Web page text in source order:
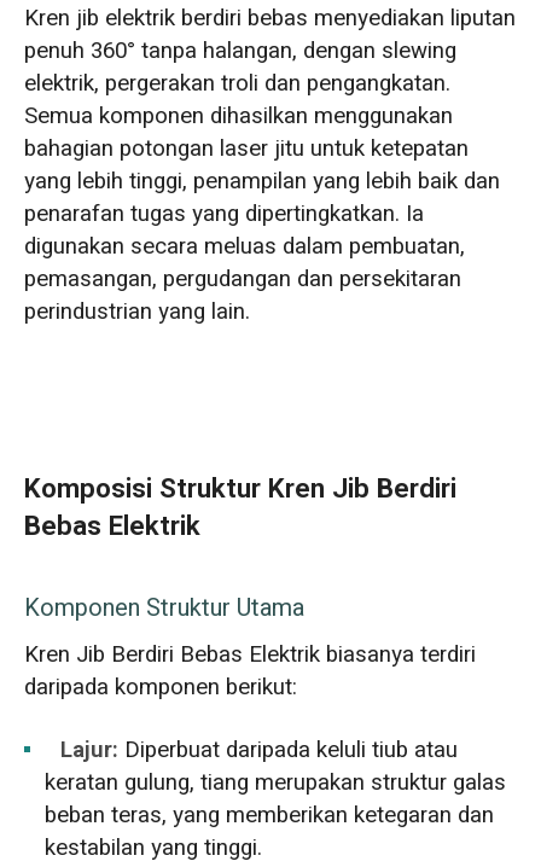
Kren jib elektrik berdiri bebas menyediakan liputan
penuh 360° tanpa halangan, dengan slewing
elektrik, pergerakan troli dan pengangkatan.
Semua komponen dihasilkan menggunakan
bahagian potongan laser jitu untuk ketepatan
yang lebih tinggi, penampilan yang lebih baik dan
penarafan tugas yang dipertingkatkan. Ia
digunakan secara meluas dalam pembuatan,
pemasangan, pergudangan dan persekitaran
perindustrian yang lain.
Komposisi Struktur Kren Jib Berdiri
Bebas Elektrik
Komponen Struktur Utama
Kren Jib Berdiri Bebas Elektrik biasanya terdiri
daripada komponen berikut:
Lajur: Diperbuat daripada keluli tiub atau
keratan gulung, tiang merupakan struktur galas
beban teras, yang memberikan ketegaran dan
kestabilan yang tinggi.